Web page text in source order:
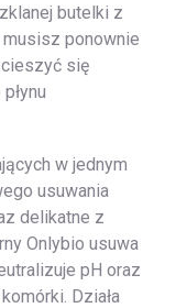
butelki z
ponownie
się
w jednym
usuwania
delikatne z
Onlybio usuwa
pH oraz
Działa